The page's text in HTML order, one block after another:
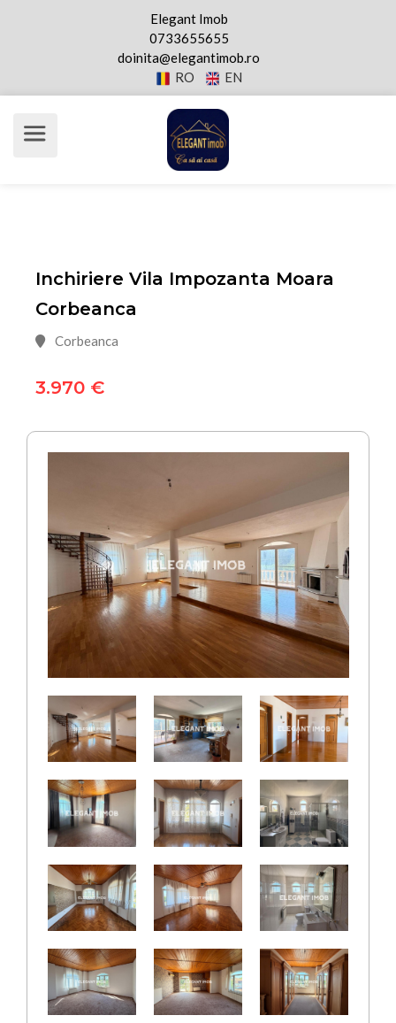
Elegant Imob
0733655655
doinita@elegantimob.ro
RO
EN
Inchiriere Vila Impozanta Moara
Corbeanca
Corbeanca
3.970 €